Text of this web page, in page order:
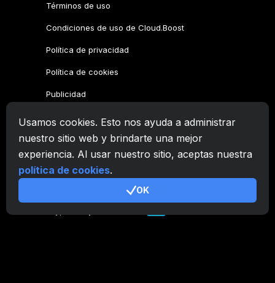
Usamos cookies. Esto nos ayuda a administrar
nuestro sitio web y brindarte una mejor
experiencia. Al usar nuestro sitio, aceptas nuestra
política de cookies.
OK
Términos de uso
Condiciones de uso de Cloud.Boost
Política de privacidad
Política de cookies
Publicidad
Familia CryptoTab
CryptoTabNavegador
CryptoTabpara Android
para Android